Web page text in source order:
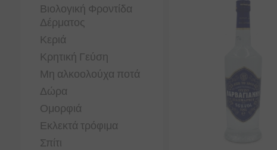
Βιολογική Φροντίδα
Δέρματος
Κεριά
Κρητική Γεύση
Μη αλκοολούχα ποτά
Δώρα
Ομορφιά
Εκλεκτά τρόφιμα
Σπίτι